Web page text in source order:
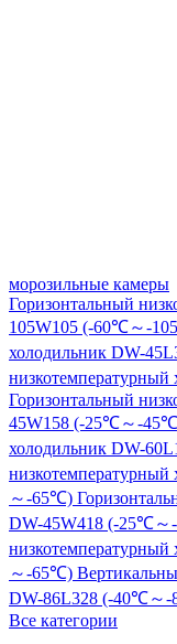
морозильные камеры
Горизонтальный
105W105 (-60℃～-
холодильник DW-
Горизонтальный
45W158 (-25℃～-
холодильник DW-
～-65℃)
DW-45W418 (-25℃
～-65℃)
DW-86L328 (-40℃～
Все категории